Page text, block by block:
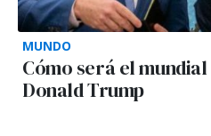
MUNDO
Cómo será el
Donald Trump